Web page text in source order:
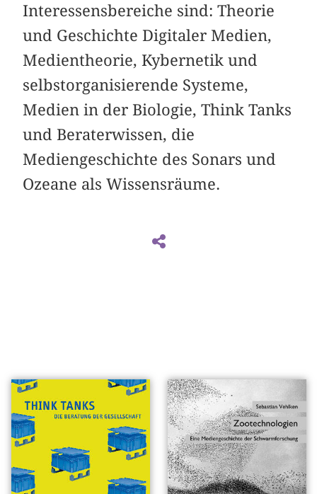
Interessensbereiche sind: Theorie
und Geschichte Digitaler Medien,
Medientheorie, Kybernetik und
selbstorganisierende Systeme,
Medien in der Biologie, Think Tanks
und Beraterwissen, die
Mediengeschichte des Sonars und
Ozeane als Wissensräume.